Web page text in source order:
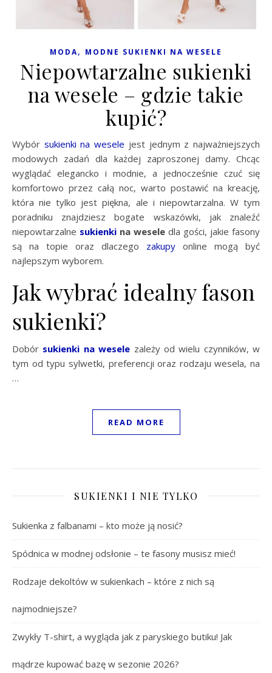
MODA, MODNE SUKIENKI NA WESELE
Niepowtarzalne sukienki
na wesele – gdzie takie
kupić?
Wybór sukienki na wesele jest jednym z najważniejszych
modowych zadań dla każdej zaproszonej damy. Chcąc
wyglądać elegancko i modnie, a jednocześnie czuć się
komfortowo przez całą noc, warto postawić na kreację,
która nie tylko jest piękna, ale i niepowtarzalna. W tym
poradniku znajdziesz bogate wskazówki, jak znaleźć
niepowtarzalne sukienki na wesele dla gości, jakie fasony
są na topie oraz dlaczego zakupy online mogą być
najlepszym wyborem.
Jak wybrać idealny fason
sukienki?
Dobór sukienki na wesele zależy od wielu czynników, w
tym od typu sylwetki, preferencji oraz rodzaju wesela, na
…
READ MORE
SUKIENKI I NIE TYLKO
Sukienka z falbanami – kto może ją nosić?
Spódnica w modnej odsłonie – te fasony musisz mieć!
Rodzaje dekoltów w sukienkach – które z nich są
najmodniejsze?
Zwykły T-shirt, a wygląda jak z paryskiego butiku! Jak
mądrze kupować bazę w sezonie 2026?